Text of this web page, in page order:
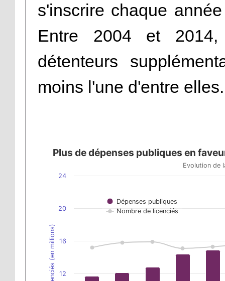
s'inscrire chaque
Entre 2004 et
détenteurs
moins l'une d'entre